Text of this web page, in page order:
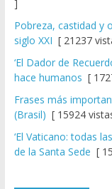
]
Pobreza, castidad y
siglo XXI [ 21237
‘El Dador de
hace humanos [
Frases más
(Brasil) [ 15924
‘El Vaticano: todas
de la Santa Sede [